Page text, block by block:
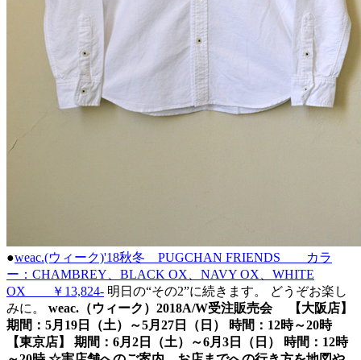
●weac.(ウィーク)'18秋冬 PUGCHAN FRIENDS カラ
ー：CHAMBREY、BLACK OX、NAVY OX、WHITE
OX ￥13,824- 明日の“その2”に続きます。 どうぞお楽し
みに。 weac.（ウィーク）2018A/W受注販売会 【大阪店】
期間：5月19日（土）～5月27日（日） 時間：12時～20時
【東京店】 期間：6月2日（土）～6月3日（日） 時間：12時